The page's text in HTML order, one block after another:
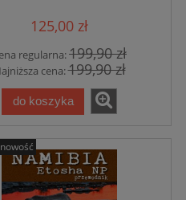
125,00 zł
regularna:199,90 zł
cena:199,90 zł
do koszyka
nowość